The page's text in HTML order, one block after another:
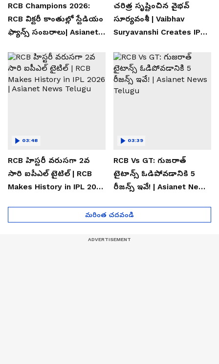
RCB Champions 2026:
RCB విక్టరీ కాంతుల్లో స్టేడియం
ఫ్యాన్స్ సంబరాలు| Asianet
చరిత్ర సృష్టించిన వైభవ్
సూర్యవంశీ | Vaibhav
Suryavanshi Creates IPL
Telugu
RCB హిస్టరీ వరుసగా 2వ
సారి ఐపీఎల్ టైటిల్ | RCB
Makes History in IPL 2026
03:48
RCB Vs GT: గుజరాత్
టైటాన్స్ ఓడిపోవడానికి 5
రీజన్స్ ఇవే! | Asianet News
03:39
మరింత చదవండి